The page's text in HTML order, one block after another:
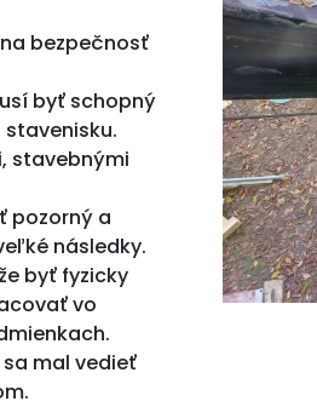
bezpečnosť
byť schopný
stavebnými
pozorný a
následky.
byť fyzicky
vo
sa mal vedieť